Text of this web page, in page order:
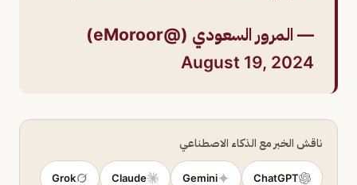
— المرور السعودي (@eMoroor)
August 19, 2024
ناقش الخبر مع الذكاء الاصطناعي
ChatGPT
Gemini
Claude
Grok